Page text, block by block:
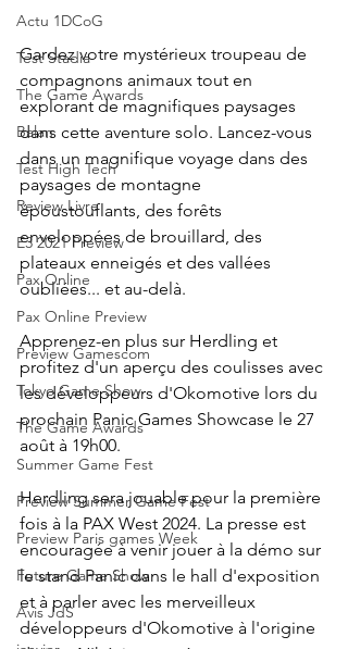
Actu 1DCoG
Test Stadia
The Game Awards
Balan
Test High Tech
Review Livre
E3 2021 Preview
Pax Online
Pax Online Preview
Preview Gamescom
Tokyo Game Show
The Game Awards
Summer Game Fest
Preview Summer Game Fest
Preview Paris games Week
Future Game Show
Avis JdS
Gardez votre mystérieux troupeau de
compagnons animaux tout en
explorant de magnifiques paysages
dans cette aventure solo. Lancez-vous
dans un magnifique voyage dans des
paysages de montagne
époustouflants, des forêts
enveloppées de brouillard, des
plateaux enneigés et des vallées
oubliées... et au-delà.
Apprenez-en plus sur Herdling et
profitez d'un aperçu des coulisses avec
les développeurs d'Okomotive lors du
prochain Panic Games Showcase le 27
août à 19h00.
Herdling sera jouable pour la première
fois à la PAX West 2024. La presse est
encouragée à venir jouer à la démo sur
le stand Panic dans le hall d'exposition
et à parler avec les merveilleux
développeurs d'Okomotive à l'origine